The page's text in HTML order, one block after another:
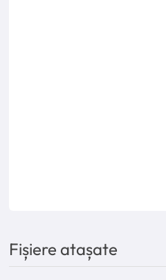
Fișiere atașate